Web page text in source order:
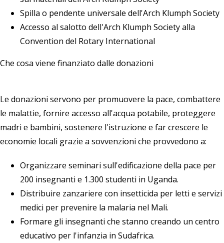
Spilla o pendente universale dell'Arch Klumph Society
Accesso al salotto dell'Arch Klumph Society alla
Convention del Rotary International
Che cosa viene finanziato dalle donazioni
Le donazioni servono per promuovere la pace, combattere
le malattie, fornire accesso all'acqua potabile, proteggere
madri e bambini, sostenere l'istruzione e far crescere le
economie locali grazie a sovvenzioni che provvedono a:
Organizzare seminari sull'edificazione della pace per
200 insegnanti e 1.300 studenti in Uganda.
Distribuire zanzariere con insetticida per letti e servizi
medici per prevenire la malaria nel Mali.
Formare gli insegnanti che stanno creando un centro
educativo per l'infanzia in Sudafrica.